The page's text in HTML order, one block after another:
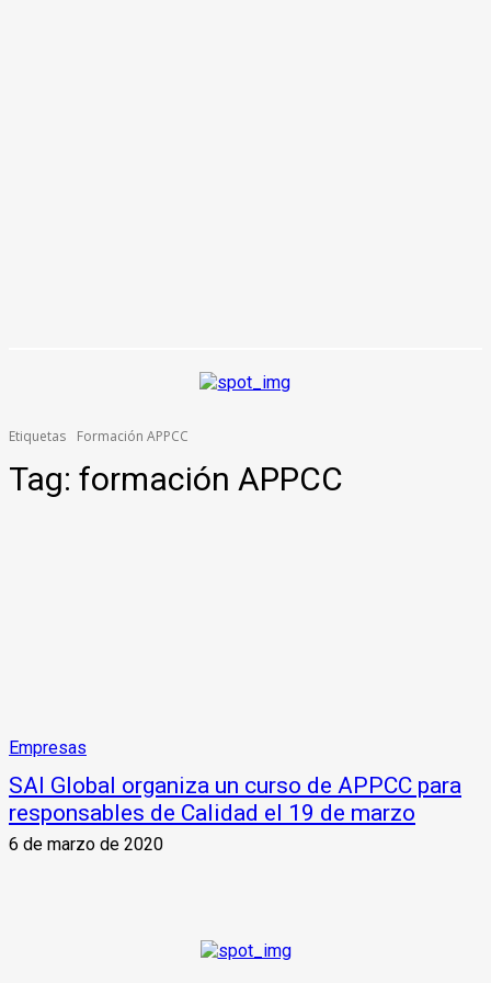
Etiquetas Formación APPCC
Tag: formación APPCC
Empresas
SAI Global organiza un curso de APPCC para
responsables de Calidad el 19 de marzo
6 de marzo de 2020